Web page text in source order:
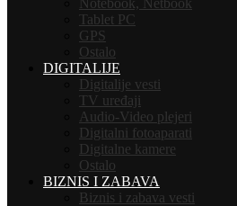
Notebook, Netbook
Tablet PC
GPS
Ostalo
DIGITALIJE
Digitalije vesti
TV uređaji
Audio-Video plejeri
Digitalni fotoaparati
Digitalne kamere
Ostalo
BIZNIS I ZABAVA
Biznis i zabava vesti